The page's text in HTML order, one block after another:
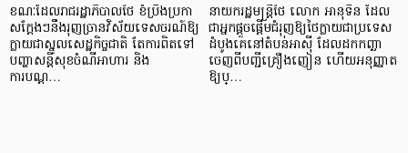
ខណៈដែលរាជរដ្ឋាភិបាលថៃ ខំប្រឹងប្រកា
សក្តែងៗនឹងរុញច្រានវិស័យទេសចរណ៍ឱ្យ
ក្លាយជាស្នូលសេដ្ឋកិច្ចជាតិ តែការពិតទៅ
បញ្ហាសន្តិសុខចំណីអាហារ និង
ការបណ្ត…
នាយករដ្ឋមន្ត្រីថៃ​ លោក អានុទីន ដែល
ជាអ្នកផ្តួចផ្តើមជំរុញឱ្យថៃក្លាយជាប្រទេស
ដំបូងគេនៅតំបន់អាស៊ី ដែលដកកញ្ឆា
ចេញពីបញ្ជីគ្រឿងញៀន ហើយអនុញ្ញាត​
ឱ្យប្…